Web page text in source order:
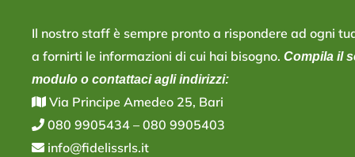
Il nostro staff è sempre pronto a rispondere ad ogni
a fornirti le informazioni di cui hai bisogno. Compila il
modulo o contattaci agli indirizzi:
Via Principe Amedeo 25, Bari
080 9905434 – 080 9905403
info@fidelissrls.it